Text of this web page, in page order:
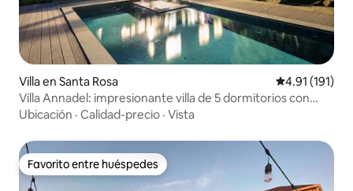
Villa en Santa Rosa Calificación
4.91 (191)
Villa Annadel: impresionante villa de 5 dormitorios con
piscina
Ubicación · Calidad-precio · Vista
Favorito entre huéspedes
Favorito entre huéspedes